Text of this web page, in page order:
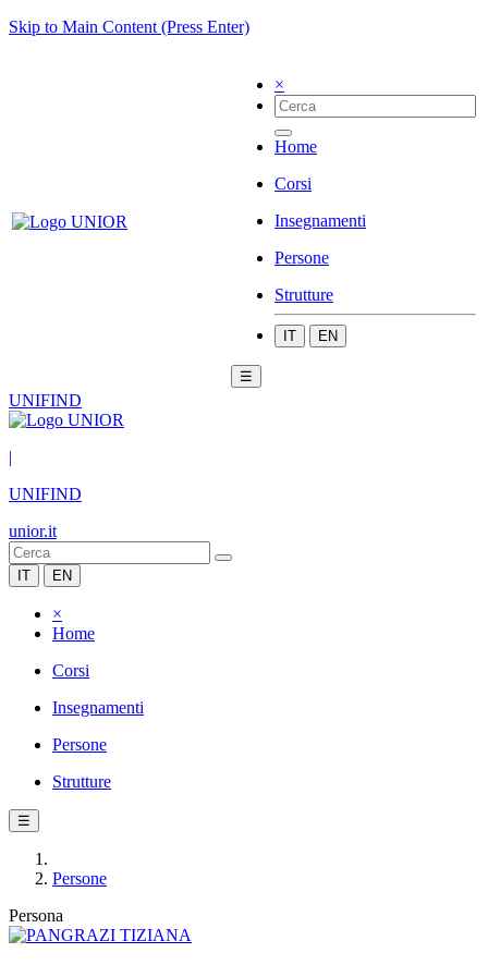
Skip to Main Content (Press Enter)
×
Home
Corsi
Insegnamenti
Persone
Strutture
IT EN
☰
UNIFIND
|
UNIFIND
unior.it
IT EN
×
Home
Corsi
Insegnamenti
Persone
Strutture
☰
Persone
Persona